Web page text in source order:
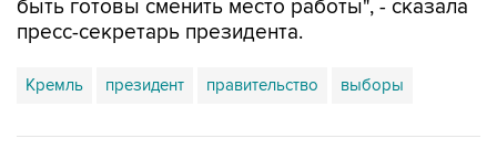
Кремль президент правительство